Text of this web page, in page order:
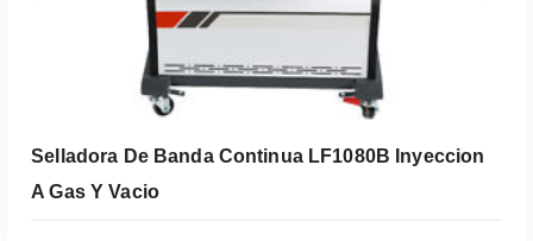
Selladora De Banda Continua LF1080B Inyeccion
A Gas Y Vacio